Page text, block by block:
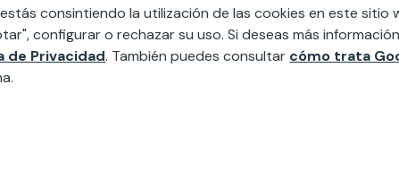
incluyendo todo lo que necesites:
etc. Cuéntanos que necesitas
consintiendo la utilización de las cookies en este sitio
configurar o rechazar su uso. Si deseas más
de Privacidad. También puedes consultar cómo trata